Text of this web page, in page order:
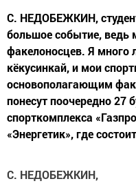
С. НЕДОБЕЖКИН,
большое событие, ведь
факелоносцев. Я много
кёкусинкай, и мои
основополагающим
понесут поочередно 27
спорткомплекса
«Энергетик», где
С. НЕДОБЕЖКИН,